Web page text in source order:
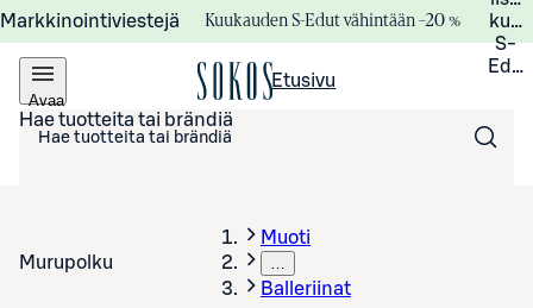
Markkinointiviestejä Kuukauden S-Edut vähintään –20 %
S-
Avaa
valikko
Etusivu
Hae tuotteita tai brändiä
Murupolku
Muoti
…
Balleriinat